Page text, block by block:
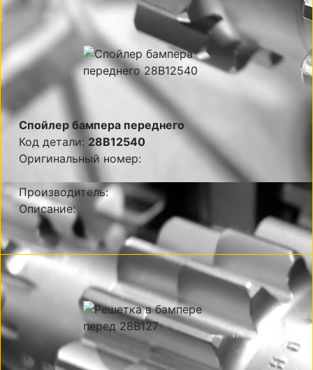
Спойлер бампера переднего
Код детали: 28B12540
Оригинальный номер:
Производитель:
Описание: